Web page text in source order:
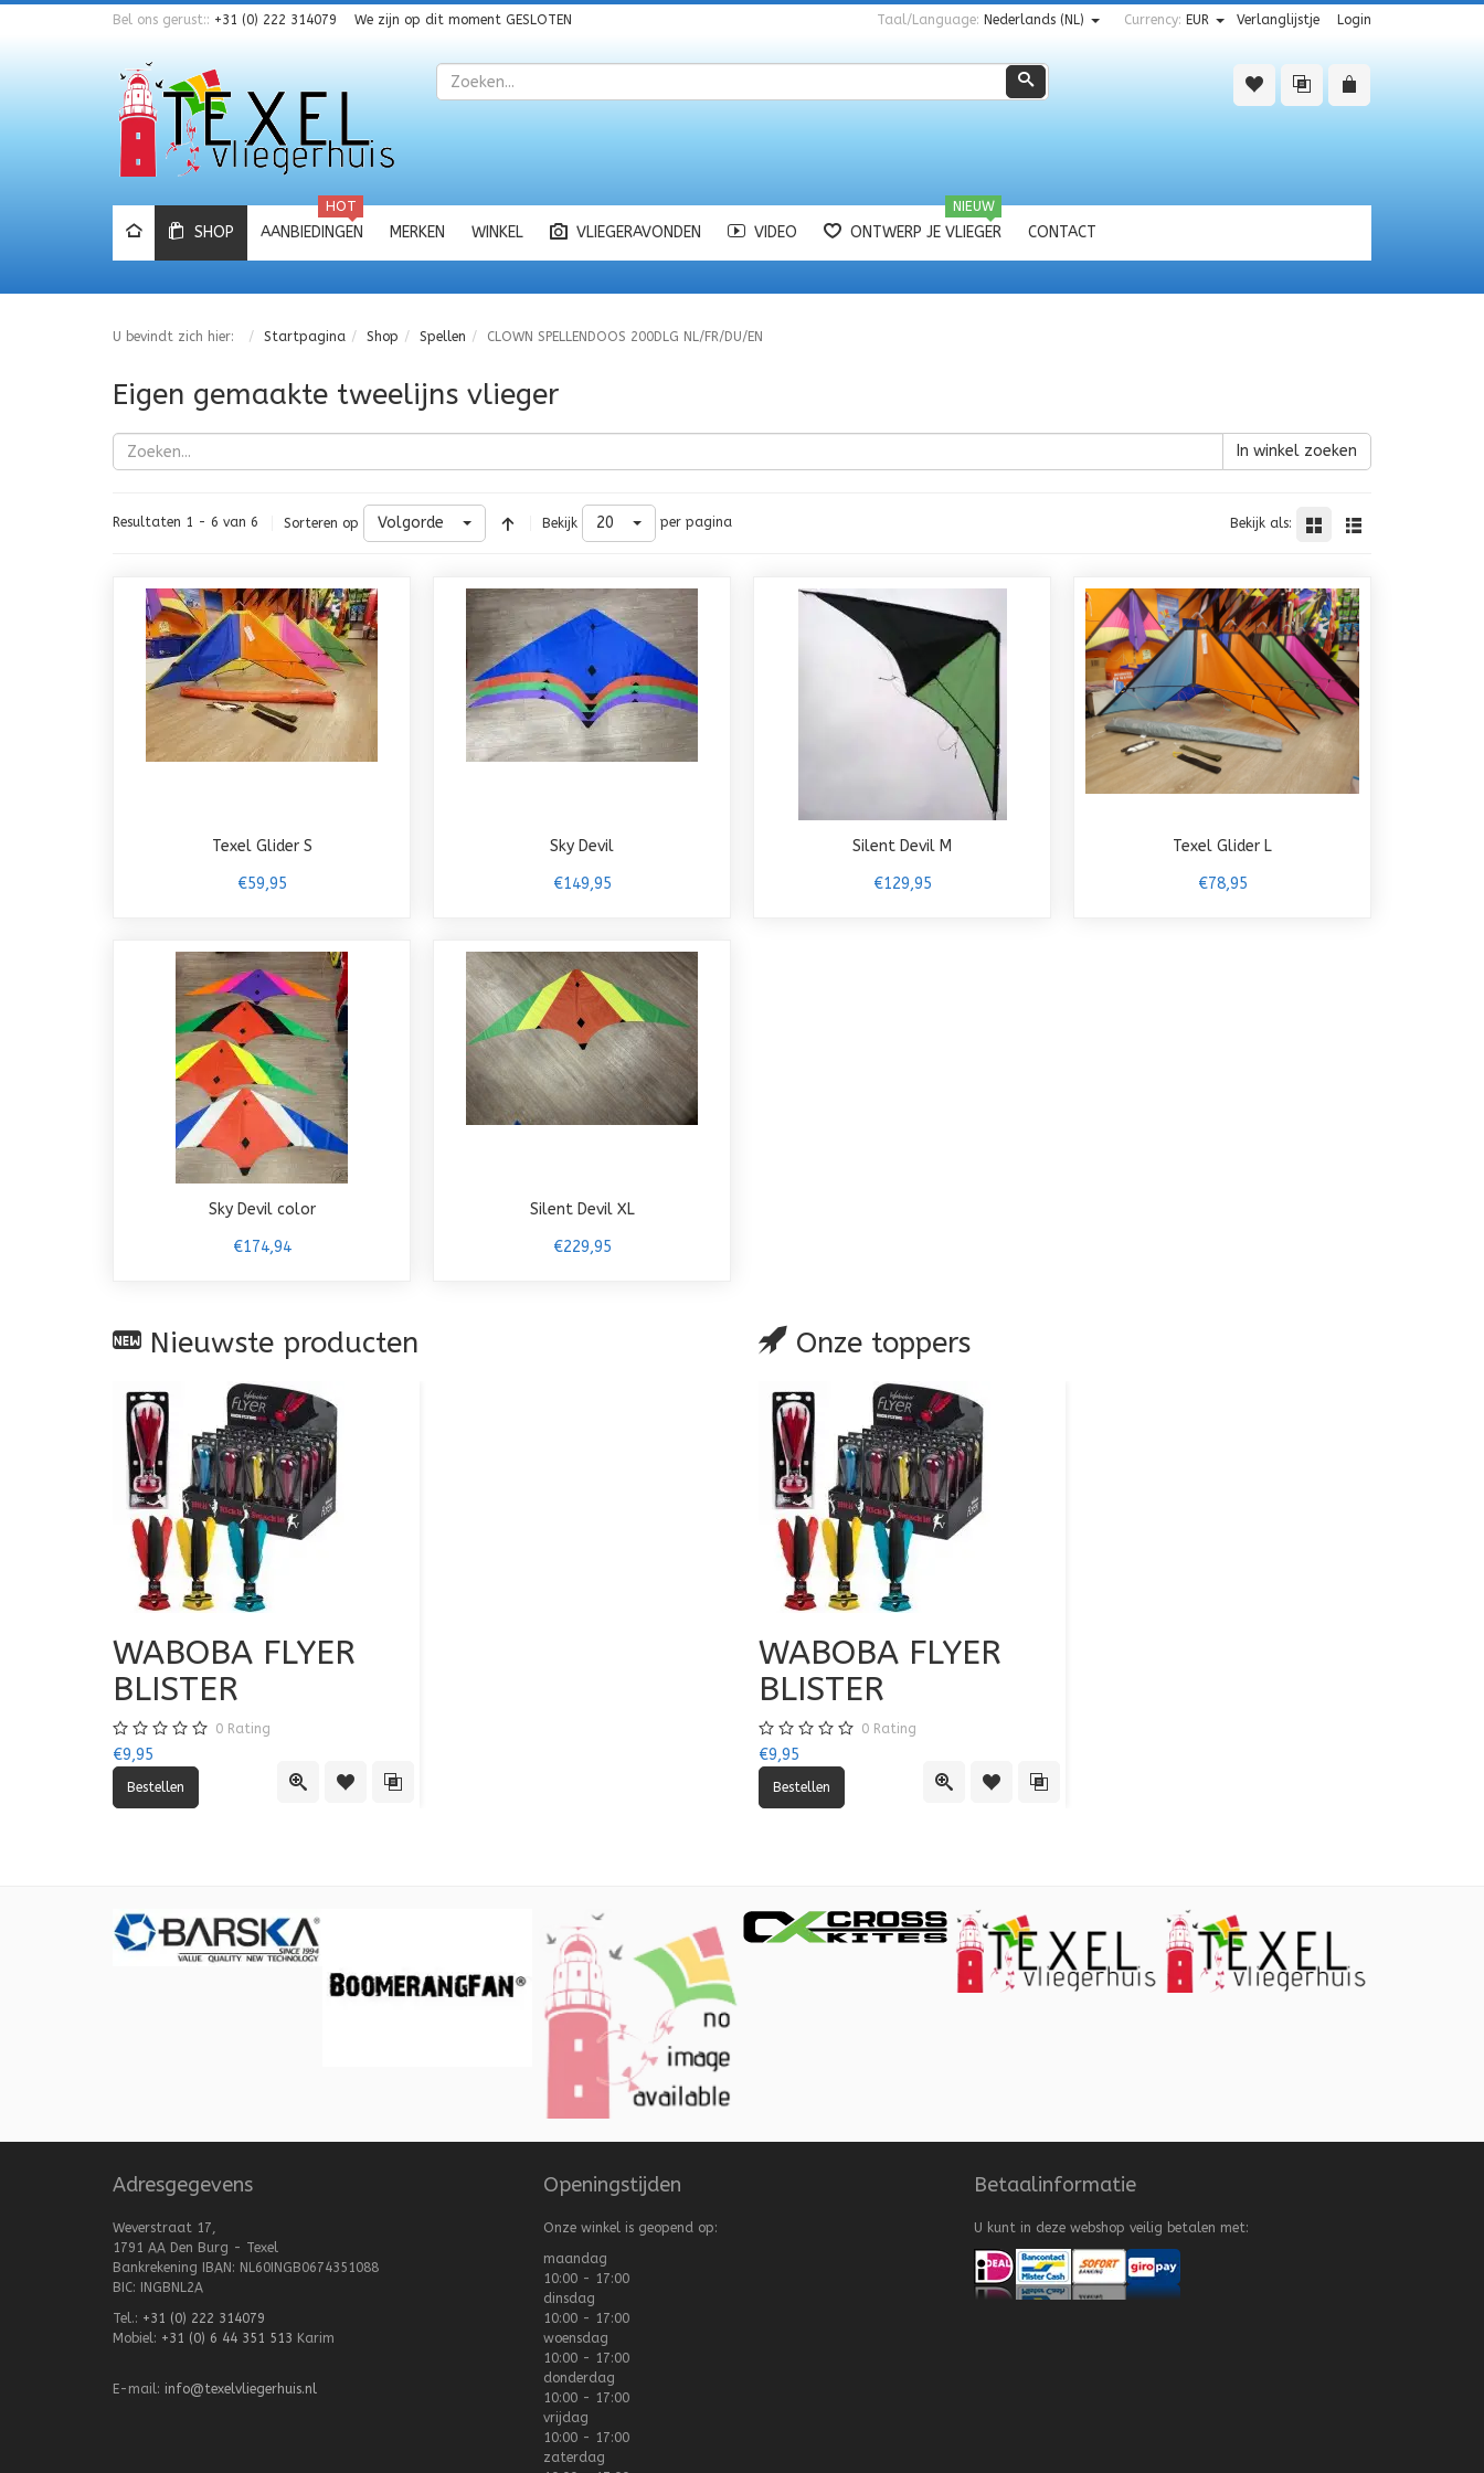
Bel ons gerust:: +31 (0) 222 314079 We zijn op dit moment GESLOTEN Verlanglijstje Login
Currency: EUR
Taal/Language: Nederlands (NL)
Zoeken
Zoeken
SHOP AANBIEDINGEN
HOT
MERKEN WINKEL VLIEGERAVONDEN VIDEO ONTWERP JE VLIEGER
NIEUW
CONTACT
U bevindt zich hier: Startpagina Shop Spellen CLOWN SPELLENDOOS 200DLG NL/FR/DU/EN
Eigen gemaakte tweelijns vlieger
In winkel zoeken
Resultaten 1 - 6 van 6 Sorteren op Volgorde Bekijk 20 per pagina Bekijk als:
Texel Glider S
€59,95
Sky Devil
€149,95
Silent Devil M
€129,95
Texel Glider L
€78,95
Sky Devil color
€174,94
Silent Devil XL
€229,95
Nieuwste producten
Quick ViewToevoegen aan verlanglijst
Toevoegen aan vergelijking
WABOBA FLYER
BLISTER
0 Rating
€9,95
Onze toppers
Quick ViewToevoegen aan verlanglijst
Toevoegen aan vergelijking
WABOBA FLYER
BLISTER
0 Rating
€9,95
Adresgegevens
Weverstraat 17,
1791 AA Den Burg - Texel
Bankrekening IBAN: NL60INGB0674351088
BIC: INGBNL2A
Tel.: +31 (0) 222 314079
Mobiel: +31 (0) 6 44 351 513 Karim
E-mail: info@texelvliegerhuis.nl
Openingstijden
Onze winkel is geopend op:
maandag
10:00 - 17:00
dinsdag
10:00 - 17:00
woensdag
10:00 - 17:00
donderdag
10:00 - 17:00
vrijdag
10:00 - 17:00
zaterdag
Betaalinformatie
U kunt in deze webshop veilig betalen met: